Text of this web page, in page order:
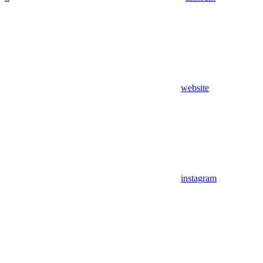
website
instagram